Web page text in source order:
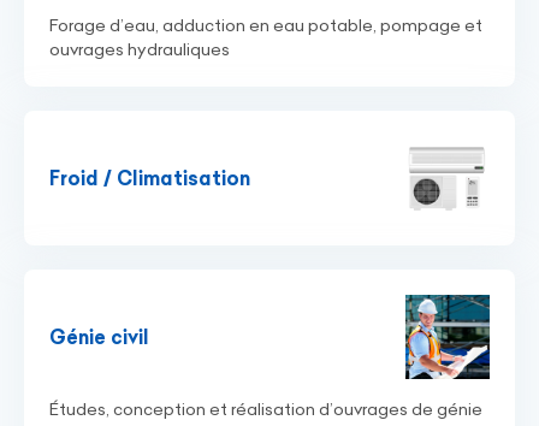
Forage d’eau, adduction en eau potable, pompage et
ouvrages hydrauliques
Froid / Climatisation
Génie civil
Études, conception et réalisation d’ouvrages de génie